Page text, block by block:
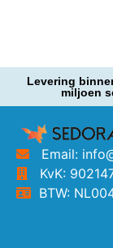
Levering
miljoen
Email:
KvK:
BTW: